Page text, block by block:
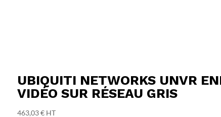
UBIQUITI NETWORKS UNVR
VIDÉO SUR RÉSEAU GRIS
463,03€ HT